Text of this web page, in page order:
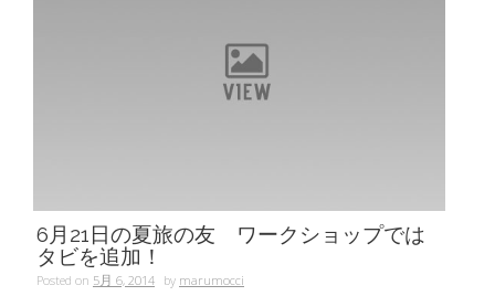
6月21日の夏旅の友 ワークショップでは
タビを追加！
Posted on 5月 6, 2014 bymarumocci